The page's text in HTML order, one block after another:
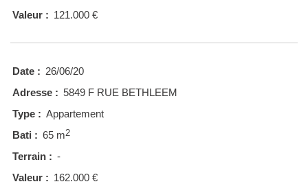
Valeur : 121.000 €
Date : 26/06/20
Adresse : 5849 F RUE BETHLEEM
Type : Appartement
Bati : 65 m2
Terrain : -
Valeur : 162.000 €